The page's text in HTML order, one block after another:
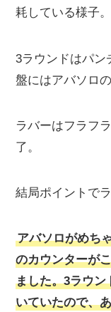
耗している様子。
3ラウンドはパン
盤にはアバソロ
ラバーはフラフ
了。
結局ポイントで
アバソロがめち
のカウンターが
ました。3ラウン
いていたので、